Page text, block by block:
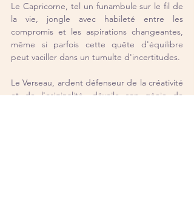
Le Capricorne, tel un funambule sur le fil de
la vie, jongle avec habileté entre les
compromis et les aspirations changeantes,
même si parfois cette quête d'équilibre
peut vaciller dans un tumulte d'incertitudes.
Le Verseau, ardent défenseur de la créativité
et de l'originalité, dévoile son génie de